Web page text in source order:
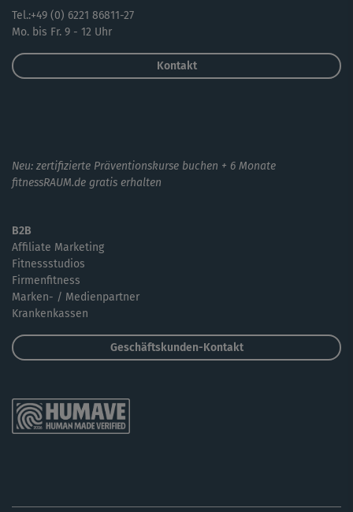
Tel.:+49 (0) 6221 86811-27
Mo. bis Fr. 9 - 12 Uhr
Kontakt
Neu: zertifizierte Präventionskurse buchen + 6 Monate
fitnessRAUM.de gratis erhalten
B2B
Affiliate Marketing
Fitnessstudios
Firmenfitness
Marken- / Medienpartner
Krankenkassen
Geschäftskunden-Kontakt